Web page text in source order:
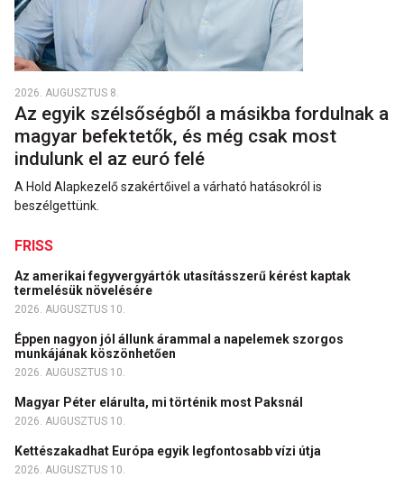
2026. AUGUSZTUS 8.
Az egyik szélsőségből a másikba fordulnak a
magyar befektetők, és még csak most
indulunk el az euró felé
A Hold Alapkezelő szakértőivel a várható hatásokról is
beszélgettünk.
FRISS
Az amerikai fegyvergyártók utasításszerű kérést kaptak
termelésük növelésére
2026. AUGUSZTUS 10.
Éppen nagyon jól állunk árammal a napelemek szorgos
munkájának köszönhetően
2026. AUGUSZTUS 10.
Magyar Péter elárulta, mi történik most Paksnál
2026. AUGUSZTUS 10.
Kettészakadhat Európa egyik legfontosabb vízi útja
2026. AUGUSZTUS 10.